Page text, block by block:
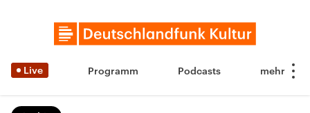
Live Programm Podcasts